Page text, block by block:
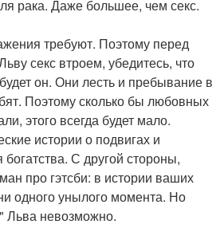
рака. Даже большее, чем секс.
требуют. Поэтому перед
секс втроем, убедитесь, что
он. Они лесть и пребывание в
Поэтому сколько бы любовных
этого всегда будет мало.
истории о подвигах и
С другой стороны,
про гэтсби: в истории ваших
одного унылого момента. Но
Льва невозможно.